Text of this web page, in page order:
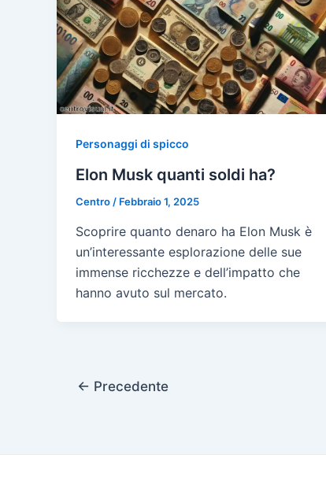
Personaggi di spicco
Elon Musk quanti soldi ha?
Centro / Febbraio 1, 2025
Scoprire quanto denaro ha Elon Musk è
un’interessante esplorazione delle sue
immense ricchezze e dell’impatto che
hanno avuto sul mercato.
Paginazione
← Precedente